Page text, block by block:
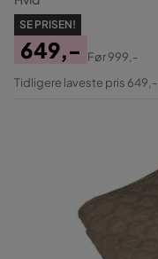
SE PRISEN!
Pris
649,-
Original
Før999,-
Tidligere laveste pris 649,-